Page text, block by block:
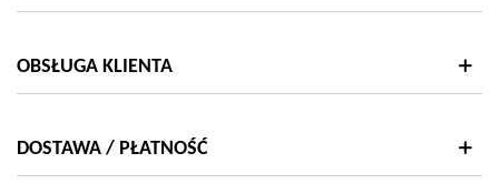
OBSŁUGA KLIENTA
DOSTAWA / PŁATNOŚĆ